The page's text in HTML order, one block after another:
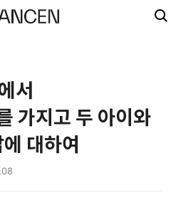
서
가지고 두 아이와
대하여